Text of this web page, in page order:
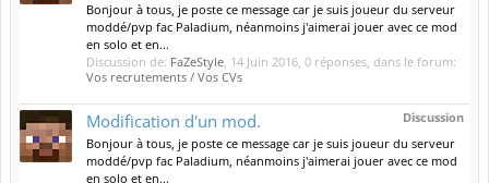
Bonjour à tous, je poste ce message car je suis joueur du serveur
moddé/pvp fac Paladium, néanmoins j'aimerai jouer avec ce mod
en solo et en...
Discussion de: FaZeStyle, 14 Juin 2016, 0 réponses, dans le forum:
Vos recrutements / Vos CVs
Discussion
Modification d'un mod.
Bonjour à tous, je poste ce message car je suis joueur du serveur
moddé/pvp fac Paladium, néanmoins j'aimerai jouer avec ce mod
en solo et en...